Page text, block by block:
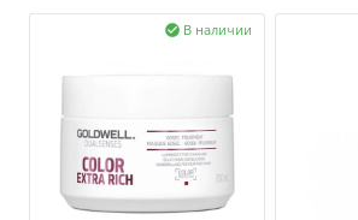
В наличии
